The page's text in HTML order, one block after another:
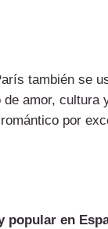
también se
amor, cultura
por
popular en